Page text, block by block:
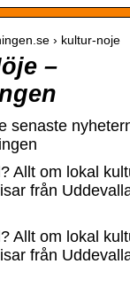
› kultur-noje
–
senaste
Allt om lokal
från
Allt om lokal
från